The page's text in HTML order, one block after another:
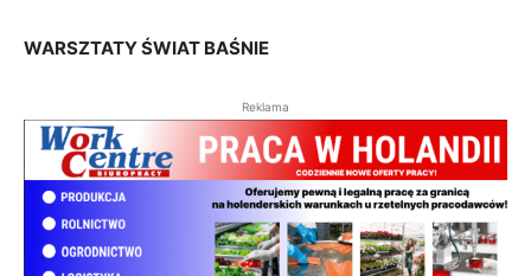
WARSZTATY ŚWIA­T BAŚNIE
Reklama